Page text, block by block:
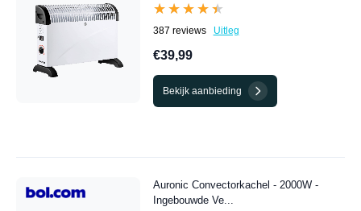
★★★★★
★★★★★
387 reviews Uitleg
€39,99
Bekijk aanbieding
Auronic Convectorkachel - 2000W -
Ingebouwde Ve...